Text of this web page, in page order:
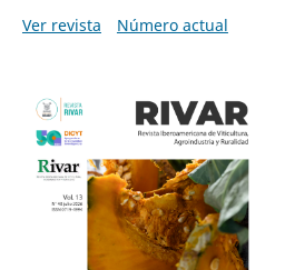
Ver revista
Número actual